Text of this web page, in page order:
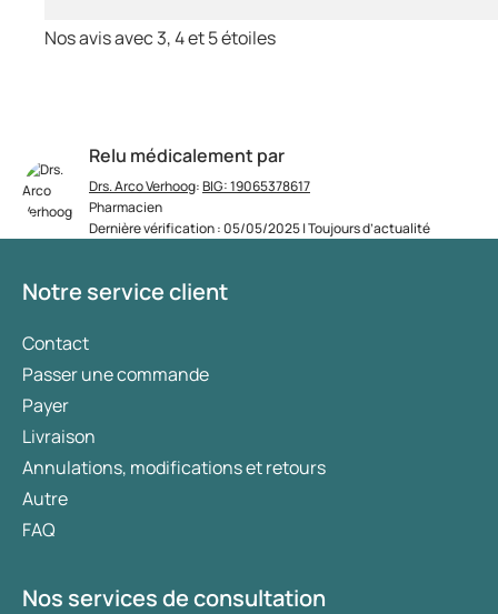
Relu médicalement par
Drs. Arco Verhoog:BIG: 19065378617
Pharmacien
Dernière vérification : 05/05/2025 | Toujours d’actualité
Nos avis avec 3, 4 et 5 étoiles
Notre service client
Contact
Passer une commande
Payer
Livraison
Annulations, modifications et retours
Autre
FAQ
Nos services de consultation